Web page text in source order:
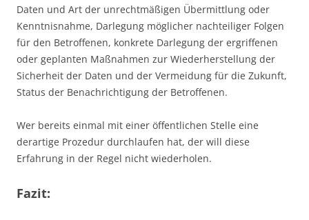
Daten und Art der unrechtmäßigen Übermittlung oder
Kenntnisnahme, Darlegung möglicher nachteiliger Folgen
für den Betroffenen, konkrete Darlegung der ergriffenen
oder geplanten Maßnahmen zur Wiederherstellung der
Sicherheit der Daten und der Vermeidung für die Zukunft,
Status der Benachrichtigung der Betroffenen.
Wer bereits einmal mit einer öffentlichen Stelle eine
derartige Prozedur durchlaufen hat, der will diese
Erfahrung in der Regel nicht wiederholen.
Fazit: